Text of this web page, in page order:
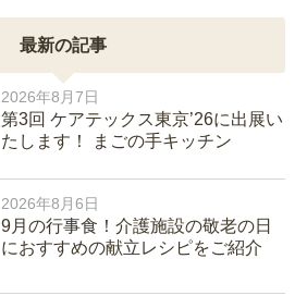
最新の記事
2026年8月7日
第3回 ケアテックス東京’26に出展い
たします！ まごの手キッチン
2026年8月6日
9月の行事食！介護施設の敬老の日
におすすめの献立レシピをご紹介